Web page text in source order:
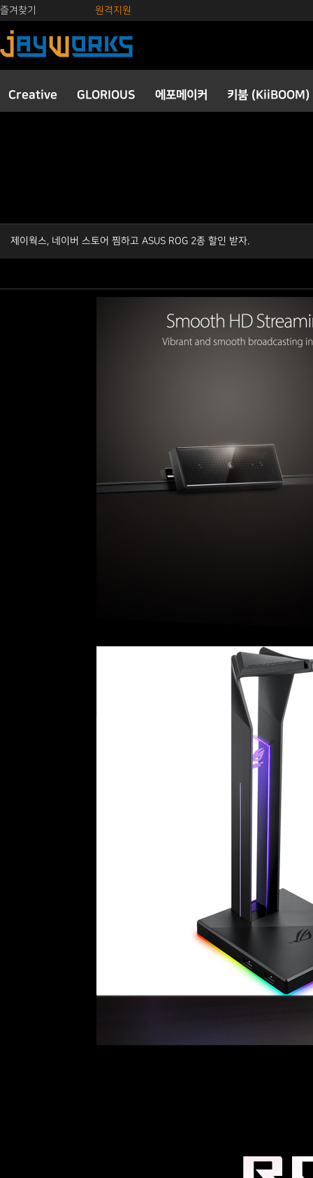
즐겨찾기 원격지원
Creative GLORIOUS 에포메이커 키붐 (KiiBOOM)
제이웍스, 네이버 스토어 찜하고 ASUS ROG 2종 할인 받자.